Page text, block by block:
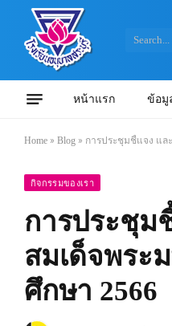
หน้าแรก ข้อมู
Home » Blog » การประชุมชี้แจง แล
กิจกรรมของเรา
การประชุม
สมเด็จพระ
ศึกษา 2566